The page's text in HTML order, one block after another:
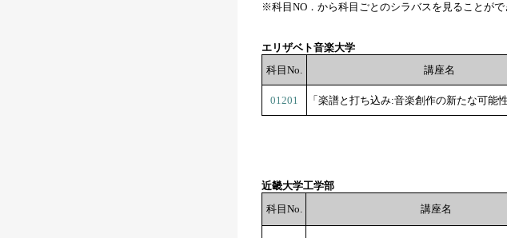
※科目NO．から科目ごとのシラバスを見ることがで
エリザベト音楽大学
科目No.
講座名
01201 「楽譜と打ち込み:音楽創作の新たな可能
近畿大学工学部
科目No.
講座名